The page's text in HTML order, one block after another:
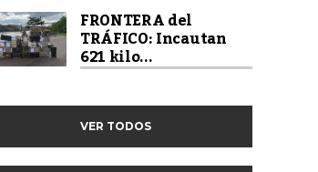
FRONTERA del
TRÁFICO: Incautan
621 kilo...
VER TODOS